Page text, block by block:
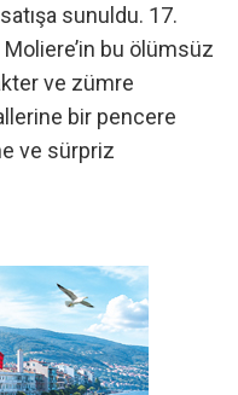
sunuldu. 17.
Moliere’in bu ölümsüz
ve zümre
bir pencere
ve sürpriz